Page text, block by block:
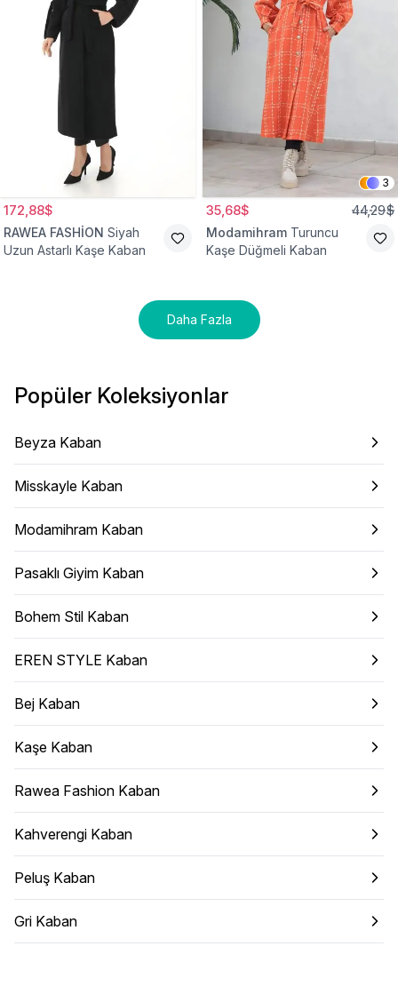
172,88$
RAWEA FASHİON Siyah
Uzun Astarlı Kaşe Kaban
3
35,68$ 44,29$
Modamihram Turuncu
Kaşe Düğmeli Kaban
Daha Fazla
Popüler Koleksiyonlar
Beyza Kaban
Misskayle Kaban
Modamihram Kaban
Pasaklı Giyim Kaban
Bohem Stil Kaban
EREN STYLE Kaban
Bej Kaban
Kaşe Kaban
Rawea Fashion Kaban
Kahverengi Kaban
Peluş Kaban
Gri Kaban